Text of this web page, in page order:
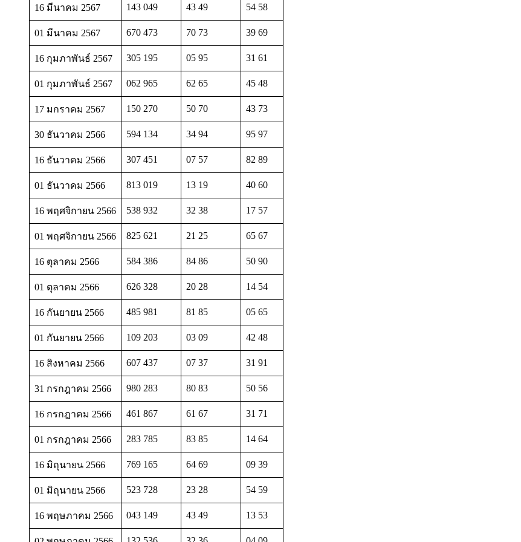
16 มีนาคม 2567 143 049 43 49 54 58
01 มีนาคม 2567 670 473 70 73 39 69
16 กุมภาพันธ์ 2567 305 195 05 95 31 61
01 กุมภาพันธ์ 2567 062 965 62 65 45 48
17 มกราคม 2567 150 270 50 70 43 73
30 ธันวาคม 2566 594 134 34 94 95 97
16 ธันวาคม 2566 307 451 07 57 82 89
01 ธันวาคม 2566 813 019 13 19 40 60
16 พฤศจิกายน 2566 538 932 32 38 17 57
01 พฤศจิกายน 2566 825 621 21 25 65 67
16 ตุลาคม 2566 584 386 84 86 50 90
01 ตุลาคม 2566 626 328 20 28 14 54
16 กันยายน 2566 485 981 81 85 05 65
01 กันยายน 2566 109 203 03 09 42 48
16 สิงหาคม 2566 607 437 07 37 31 91
31 กรกฎาคม 2566 980 283 80 83 50 56
16 กรกฎาคม 2566 461 867 61 67 31 71
01 กรกฎาคม 2566 283 785 83 85 14 64
16 มิถุนายน 2566 769 165 64 69 09 39
01 มิถุนายน 2566 523 728 23 28 54 59
16 พฤษภาคม 2566 043 149 43 49 13 53